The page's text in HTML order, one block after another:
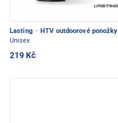
Lasting · HTV outdoorové ponožky
Unisex
219 Kč